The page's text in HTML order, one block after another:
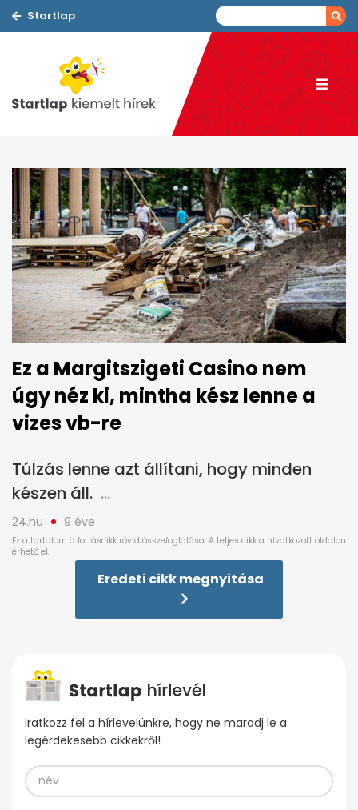
Startlap
Ez a Margitszigeti Casino nem
úgy néz ki, mintha kész lenne a
vizes vb-re
Túlzás lenne azt állítani, hogy minden
készen áll.
24.hu 9 éve
Eredeti cikk megnyitása
Iratkozz fel a hírlevelünkre, hogy ne maradj le a
legérdekesebb cikkekről!